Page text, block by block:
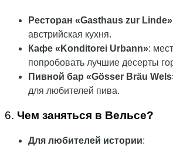
Ресторан «Gasthaus zur Linde»
австрийская кухня.
Кафе «Konditorei Urbann»:
попробовать лучшие десерты
Пивной бар «Gösser Bräu
для любителей пива.
6. Чем заняться в Вельсе?
Для любителей истории: